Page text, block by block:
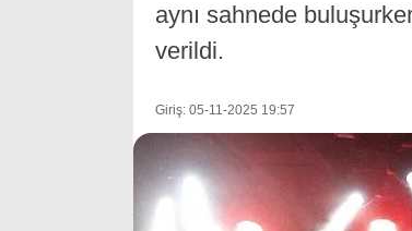
aynı sahnede
verildi.
Giriş: 05-11-2025 19:57